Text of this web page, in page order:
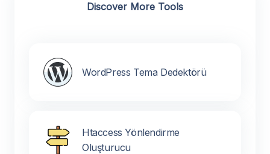
Discover More Tools
WordPress Tema Dedektörü
Htaccess Yönlendirme
Oluşturucu